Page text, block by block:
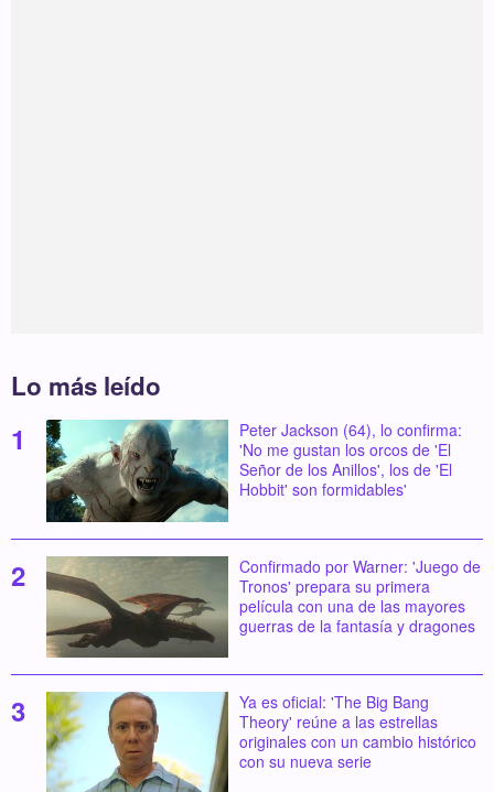
Lo más leído
Peter Jackson (64), lo confirma:
'No me gustan los orcos de 'El
Señor de los Anillos', los de 'El
Hobbit' son formidables'
Confirmado por Warner: 'Juego de
Tronos' prepara su primera
película con una de las mayores
guerras de la fantasía y dragones
Ya es oficial: 'The Big Bang
Theory' reúne a las estrellas
originales con un cambio histórico
con su nueva serie